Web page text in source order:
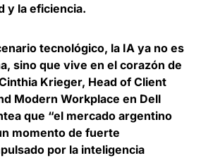
y la eficiencia.
tecnológico, la IA ya no es
sino que vive en el corazón de
Krieger, Head of Client
Modern Workplace en Dell
que “el mercado argentino
momento de fuerte
por la inteligencia